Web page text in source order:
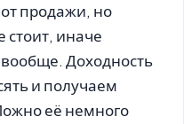
продажи, но
стоит, иначе
Доходность
и получаем
её немного